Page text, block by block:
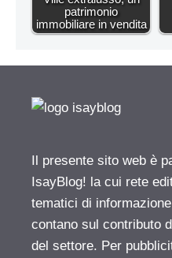
patrimonio
immobiliare in vendita
Il presente sito web è
IsayBlog! la cui rete
tematici di
contano sul contributo
del settore. Per